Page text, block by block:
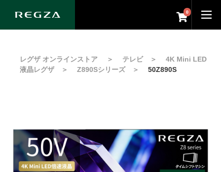
0
レグザ オンラインストア ＞ テレビ＞ 4K Mini LED
液晶レグザ＞ Z890Sシリーズ＞ 50Z890S